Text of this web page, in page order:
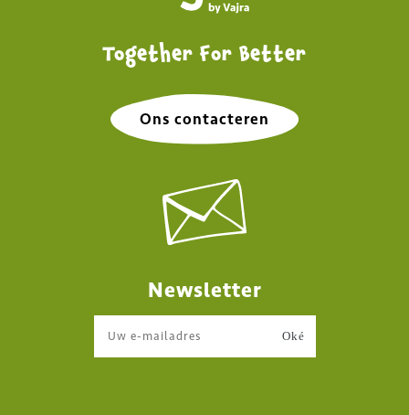
Together For Better
Ons contacteren
Newsletter